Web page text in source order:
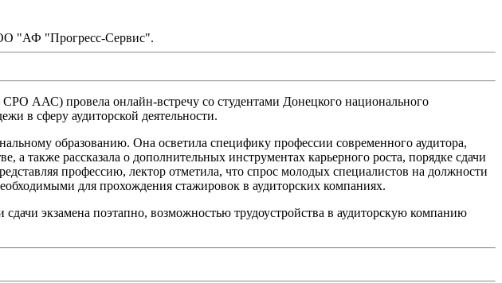
"АФ "Прогресс-Сервис".
СРО ААС) провела онлайн-встречу со студентами Донецкого национального
в сферу аудиторской деятельности.
образованию. Она осветила специфику профессии современного аудитора,
также рассказала о дополнительных инструментах карьерного роста, порядке сдачи
профессию, лектор отметила, что спрос молодых специалистов на должности
для прохождения стажировок в аудиторских компаниях.
экзамена поэтапно, возможностью трудоустройства в аудиторскую компанию